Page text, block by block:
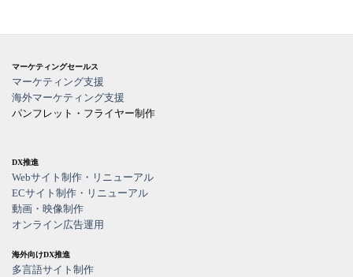
マーケティングセールス
マーケティング支援
海外マーケティング支援
パンフレット・フライヤー制作
DX推進
Webサイト制作・リニューアル
ECサイト制作・リニューアル
動画・映像制作
オンライン広告運用
海外向けDX推進
多言語サイト制作